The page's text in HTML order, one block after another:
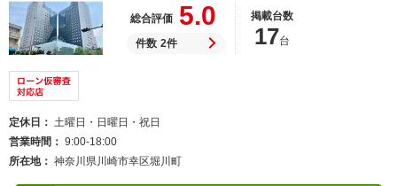
総合評価 5.0
件数 2件
掲載台数
17台
定休日
土曜日・日曜日・祝日
営業時間
9:00-18:00
所在地
神奈川県川崎市幸区堀川町